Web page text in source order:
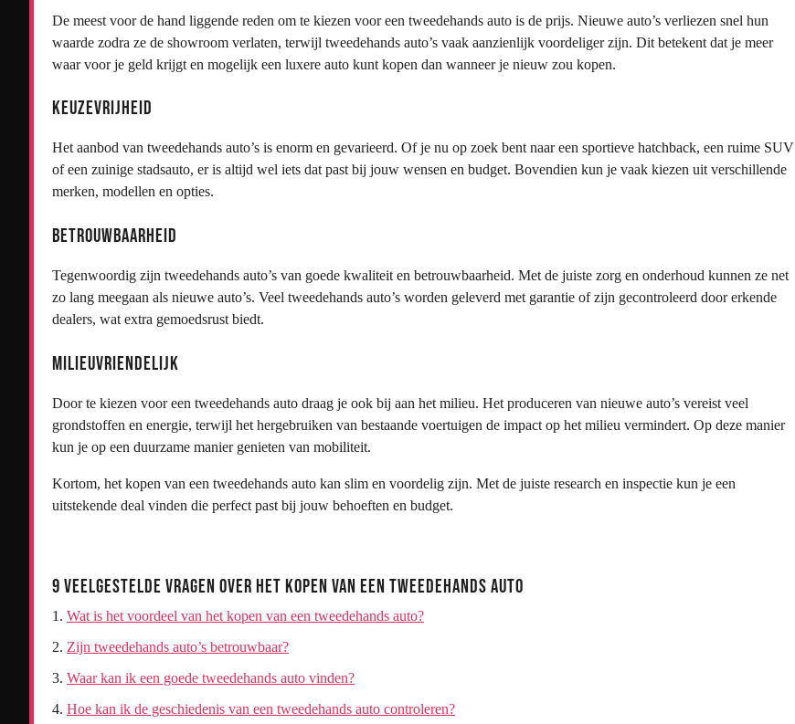
De meest voor de hand liggende reden om te kiezen voor een tweedehands auto is de prijs. Nieuwe auto’s verliezen snel hun
waarde zodra ze de showroom verlaten, terwijl tweedehands auto’s vaak aanzienlijk voordeliger zijn. Dit betekent dat je meer
waar voor je geld krijgt en mogelijk een luxere auto kunt kopen dan wanneer je nieuw zou kopen.
Keuzevrijheid
Het aanbod van tweedehands auto’s is enorm en gevarieerd. Of je nu op zoek bent naar een sportieve hatchback, een ruime SUV
of een zuinige stadsauto, er is altijd wel iets dat past bij jouw wensen en budget. Bovendien kun je vaak kiezen uit verschillende
merken, modellen en opties.
Betrouwbaarheid
Tegenwoordig zijn tweedehands auto’s van goede kwaliteit en betrouwbaarheid. Met de juiste zorg en onderhoud kunnen ze net
zo lang meegaan als nieuwe auto’s. Veel tweedehands auto’s worden geleverd met garantie of zijn gecontroleerd door erkende
dealers, wat extra gemoedsrust biedt.
Milieuvriendelijk
Door te kiezen voor een tweedehands auto draag je ook bij aan het milieu. Het produceren van nieuwe auto’s vereist veel
grondstoffen en energie, terwijl het hergebruiken van bestaande voertuigen de impact op het milieu vermindert. Op deze manier
kun je op een duurzame manier genieten van mobiliteit.
Kortom, het kopen van een tweedehands auto kan slim en voordelig zijn. Met de juiste research en inspectie kun je een
uitstekende deal vinden die perfect past bij jouw behoeften en budget.
9 Veelgestelde Vragen over het Kopen van een Tweedehands Auto
Wat is het voordeel van het kopen van een tweedehands auto?
Zijn tweedehands auto’s betrouwbaar?
Waar kan ik een goede tweedehands auto vinden?
Hoe kan ik de geschiedenis van een tweedehands auto controleren?